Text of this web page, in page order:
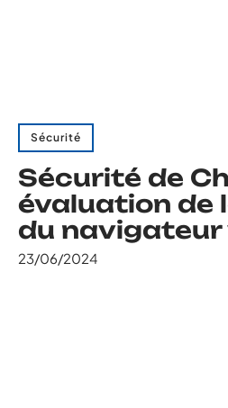
Sécurité
Sécurité de
évaluation de
du navigateur
23/06/2024